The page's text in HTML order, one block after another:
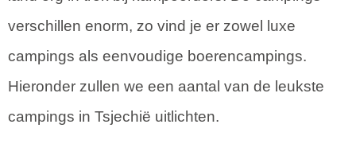
verschillen enorm, zo vind je er zowel luxe
campings als eenvoudige boerencampings.
Hieronder zullen we een aantal van de leukste
campings in Tsjechië uitlichten.